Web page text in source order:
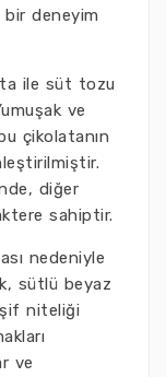
bir deneyim
ile süt tozu
ve
çikolatanın
diğer
sahiptir.
nedeniyle
sütlü beyaz
niteliği
ve